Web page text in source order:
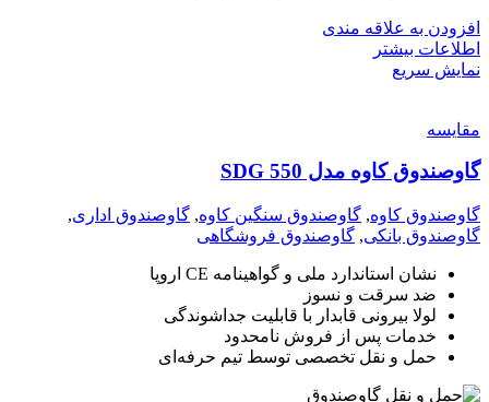
افزودن به علاقه مندی
اطلاعات بیشتر
نمایش سریع
مقايسه
گاوصندوق کاوه مدل 550 SDG
گاوصندوق کاوه, گاوصندوق سنگین کاوه, گاوصندوق اداری,
گاوصندوق بانکی, گاوصندوق فروشگاهی
نشان استاندارد ملی و گواهینامه CE اروپا
ضد سرقت و نسوز
لولا بیرونی قابدار با قابلیت جداشوندگی
خدمات پس از فروش نامحدود
حمل و نقل تخصصی توسط تیم حرفه‌ای